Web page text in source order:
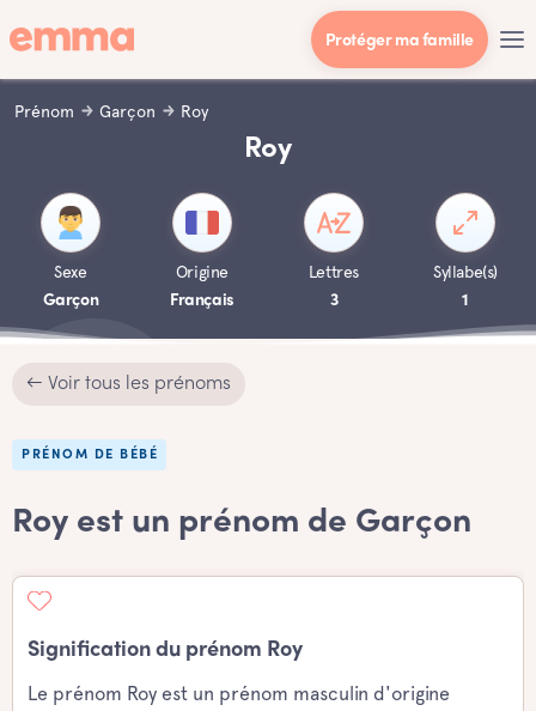
Protéger ma famille
Prénom Garçon Roy
Roy
Sexe
Garçon
Origine
Français
Lettres
3
Syllabe(s)
1
← Voir tous les prénoms
PRÉNOM DE BÉBÉ
Roy est un prénom de Garçon
Signification du prénom Roy
Le prénom Roy est un prénom masculin d'origine